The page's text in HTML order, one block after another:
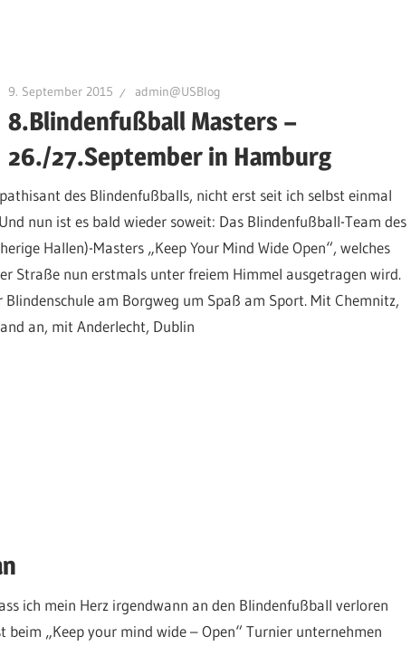
9. September 2015 admin@USBlog
8.Blindenfußball Masters –
26./27.September in Hamburg
des Blindenfußballs, nicht erst seit ich selbst einmal
nun ist es bald wieder soweit: Das Blindenfußball-Team des
Hallen)-Masters „Keep Your Mind Wide Open“, welches
Straße nun erstmals unter freiem Himmel ausgetragen wird.
am Borgweg um Spaß am Sport. Mit Chemnitz,
an, mit Anderlecht, Dublin
ich mein Herz irgendwann an den Blindenfußball verloren
„Keep your mind wide – Open“ Turnier unternehmen